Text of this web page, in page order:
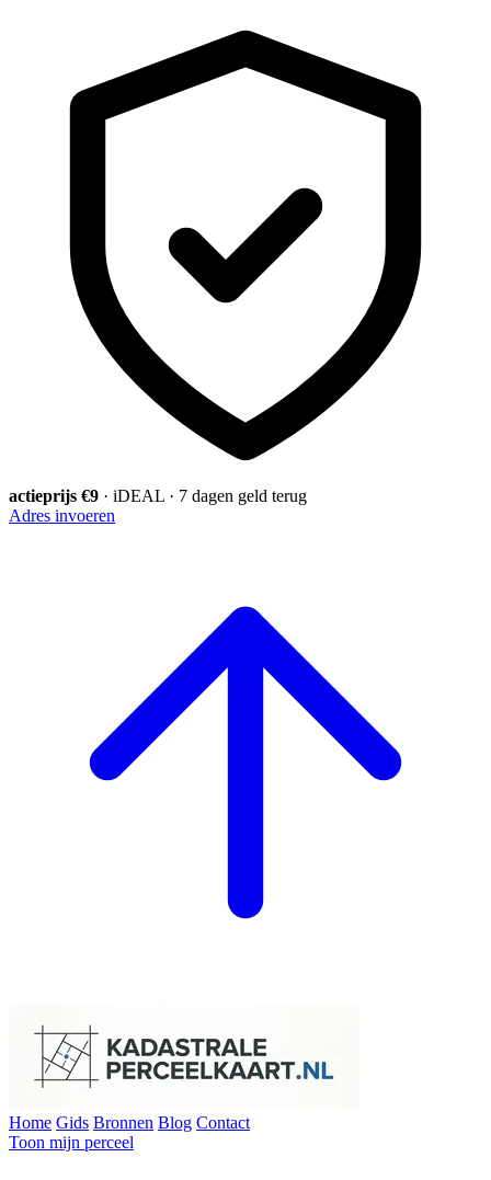
actieprijs €9 · iDEAL · 7 dagen geld terug
Adres invoeren
Home Gids Bronnen Blog Contact
Toon mijn perceel